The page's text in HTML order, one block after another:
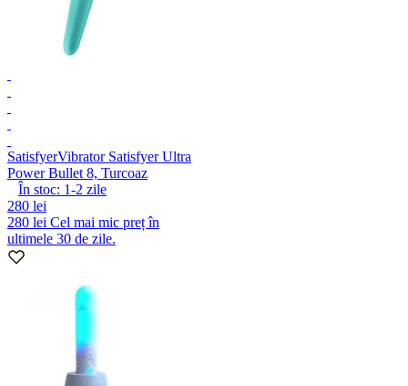
SatisfyerVibrator Satisfyer Ultra
Power Bullet 8, Turcoaz
În stoc: 1-2 zile
280 lei
280 lei Cel mai mic preț în
ultimele 30 de zile.